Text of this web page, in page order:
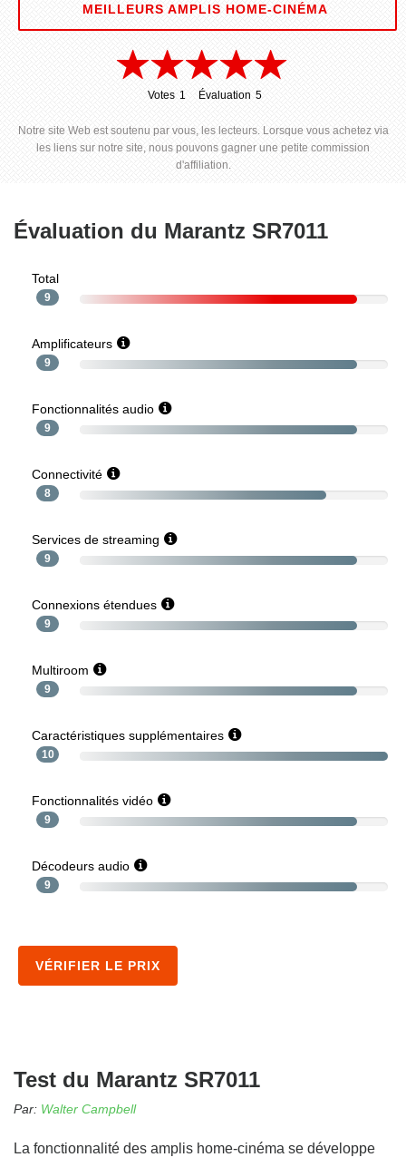
MEILLEURS AMPLIS HOME-CINÉMA
Votes 1
Évaluation 5
Notre site Web est soutenu par vous, les lecteurs. Lorsque vous achetez via
les liens sur notre site, nous pouvons gagner une petite commission
d'affiliation.
Évaluation du Marantz SR7011
Total
9
Amplificateurs
9
Fonctionnalités audio
9
Connectivité
8
Services de streaming
9
Connexions étendues
9
Multiroom
9
Caractéristiques supplémentaires
10
Fonctionnalités vidéo
9
Décodeurs audio
9
VÉRIFIER LE PRIX
Test du Marantz SR7011
Par: Walter Campbell
La fonctionnalité des amplis home-cinéma se développe